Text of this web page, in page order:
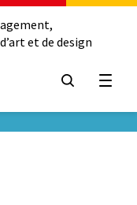
et de design